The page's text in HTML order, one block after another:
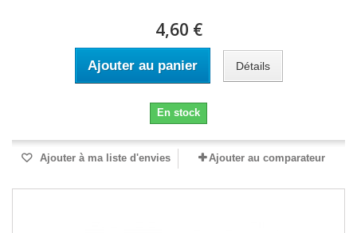
4,60 €
Ajouter au panier Détails
En stock
Ajouter à ma liste d'envies Ajouter au comparateur